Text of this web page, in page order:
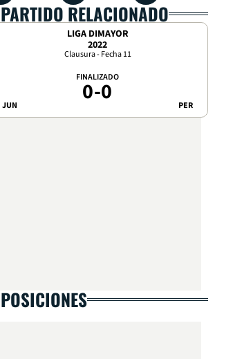
PARTIDO RELACIONADO
LIGA DIMAYOR
2022
Clausura - Fecha 11
JUN
FINALIZADO
0-0 PER
POSICIONES